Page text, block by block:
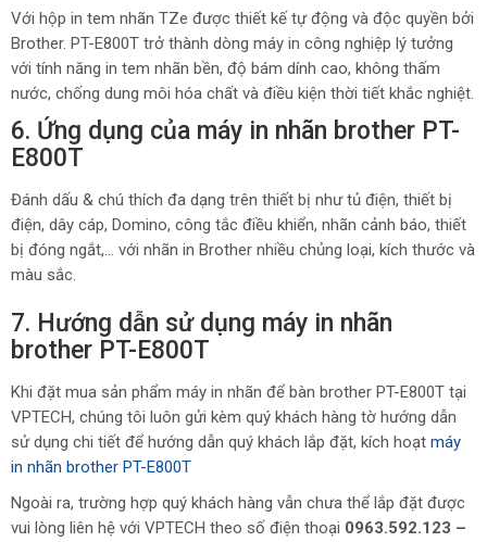
Với hộp in tem nhãn TZe được thiết kế tự động và độc quyền bởi
Brother. PT-E800T trở thành dòng máy in công nghiệp lý tưởng
với tính năng in tem nhãn bền, độ bám dính cao, không thấm
nước, chống dung môi hóa chất và điều kiện thời tiết khắc nghiệt.
6. Ứng dụng của máy in nhãn brother PT-
E800T
Đánh dấu & chú thích đa dạng trên thiết bị như tủ điện, thiết bị
điện, dây cáp, Domino, công tắc điều khiển, nhãn cảnh báo, thiết
bị đóng ngắt,… với nhãn in Brother nhiều chủng loại, kích thước và
màu sắc.
7. Hướng dẫn sử dụng máy in nhãn
brother PT-E800T
Khi đặt mua sản phẩm máy in nhãn để bàn brother PT-E800T tại
VPTECH, chúng tôi luôn gửi kèm quý khách hàng tờ hướng dẫn
sử dụng chi tiết để hướng dẫn quý khách lắp đặt, kích hoạt máy
in nhãn brother PT-E800T
Ngoài ra, trường hợp quý khách hàng vẫn chưa thể lắp đặt được
vui lòng liên hệ với VPTECH theo số điện thoại 0963.592.123 –